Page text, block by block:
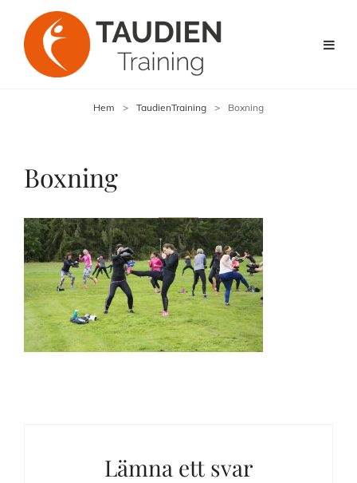
Hem > TaudienTraining > Boxning
Boxning
Lämna ett svar